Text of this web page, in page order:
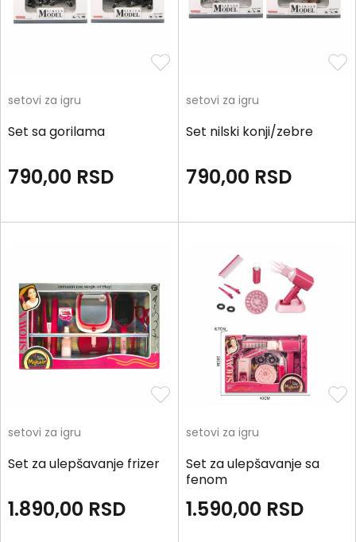
setovi za igru
Set sa gorilama
790,00 RSD
setovi za igru
Set nilski konji/zebre
790,00 RSD
setovi za igru
Set za ulepšavanje frizer
1.890,00 RSD
setovi za igru
Set za ulepšavanje sa
fenom
1.590,00 RSD